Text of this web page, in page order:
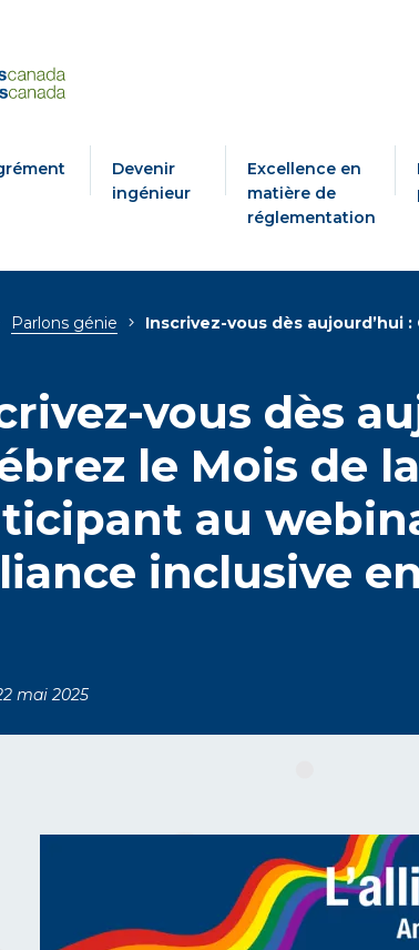
Devenir
ingénieur
Excellence en
matière de
réglementation
Parlons génie Inscrivez-vous dès aujourd’hui
vous dès
le Mois de
au
inclusive
mai 2025